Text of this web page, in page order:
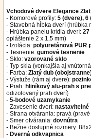
Vchodové dvere Elegance
- Komorové profily: 5 (dvere), 6
- Stavebná hĺbka dverí (hrúbka
- Hrúbka panelu krídla dverí: 27
opláštenie 2 x 1,5 mm)
- Izolácia: polyuretánová PUR
- Tesnenie: gumové tesnenie
- Sklo: vzorované sklo
- Typ skla (vonkajšia aj
- Farba: Zlatý dub
- Výstuže (rám aj dvere):
- Prah: hliníkový alu-prah s
odizolovaný prah dverí)
- 5-bodové uzamykanie
- Zavesenie dverí: nastavitelné
- Strana otvárania: pravá
- Smer otvárania: dovnútra
- Bežne dostupné rozmery:
- Dverná odkvapnica